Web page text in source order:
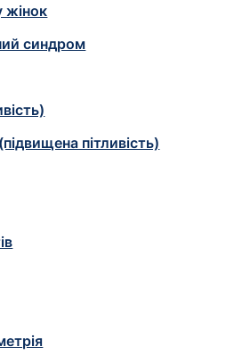
жінок
синдром
пітливість)